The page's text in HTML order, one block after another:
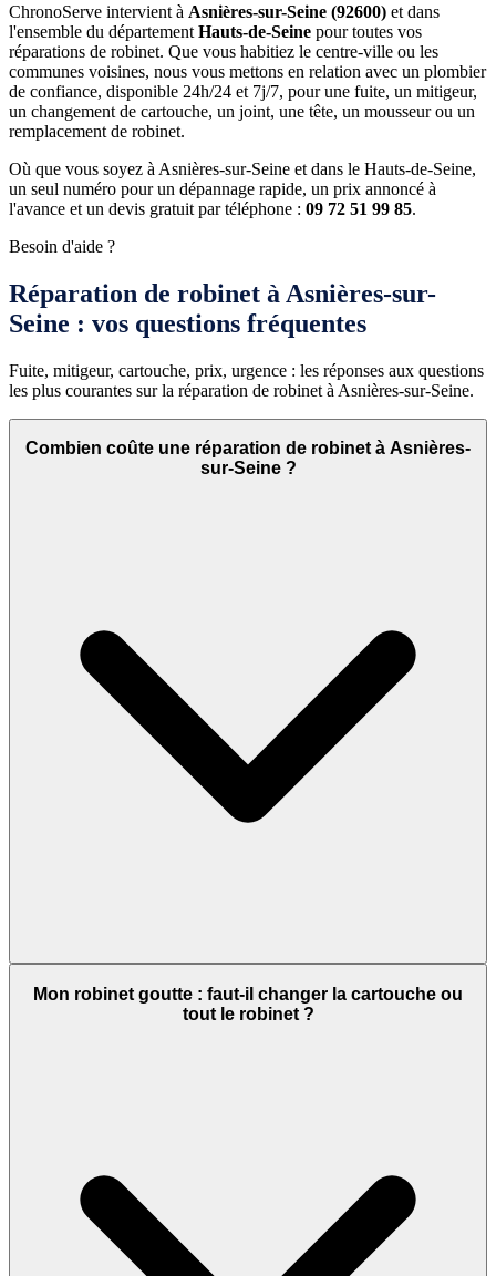
ChronoServe intervient à Asnières-sur-Seine (92600) et dans
l'ensemble du département Hauts-de-Seine pour toutes vos
réparations de robinet. Que vous habitiez le centre-ville ou les
communes voisines, nous vous mettons en relation avec un plombier
de confiance, disponible 24h/24 et 7j/7, pour une fuite, un mitigeur,
un changement de cartouche, un joint, une tête, un mousseur ou un
remplacement de robinet.
Où que vous soyez à Asnières-sur-Seine et dans le Hauts-de-Seine,
un seul numéro pour un dépannage rapide, un prix annoncé à
l'avance et un devis gratuit par téléphone : 09 72 51 99 85.
Besoin d'aide ?
Réparation de robinet à Asnières-sur-
Seine : vos questions fréquentes
Fuite, mitigeur, cartouche, prix, urgence : les réponses aux questions
les plus courantes sur la réparation de robinet à Asnières-sur-Seine.
Combien coûte une réparation de robinet à Asnières-
sur-Seine ?
Mon robinet goutte : faut-il changer la cartouche ou
tout le robinet ?